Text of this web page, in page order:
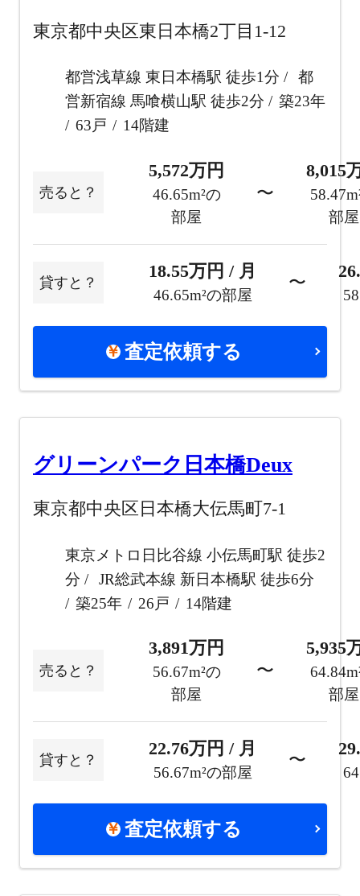
東京都中央区東日本橋2丁目1-12
都営浅草線 東日本橋駅 徒歩1分
都
営新宿線 馬喰横山駅 徒歩2分
築23年
63戸
14階建
売ると？
5,572万円
46.65m²の
部屋
〜
8,015
部屋
貸すと？
18.55万円 / 月
46.65m²の部屋
〜
査定依頼する
グリーンパーク日本橋Deux
東京都中央区日本橋大伝馬町7-1
東京メトロ日比谷線 小伝馬町駅 徒歩2
分
JR総武本線 新日本橋駅 徒歩6分
築25年
26戸 14階建
売ると？
3,891万円
56.67m²の
部屋
〜
5,935
部屋
貸すと？
22.76万円 / 月
56.67m²の部屋
〜
査定依頼する